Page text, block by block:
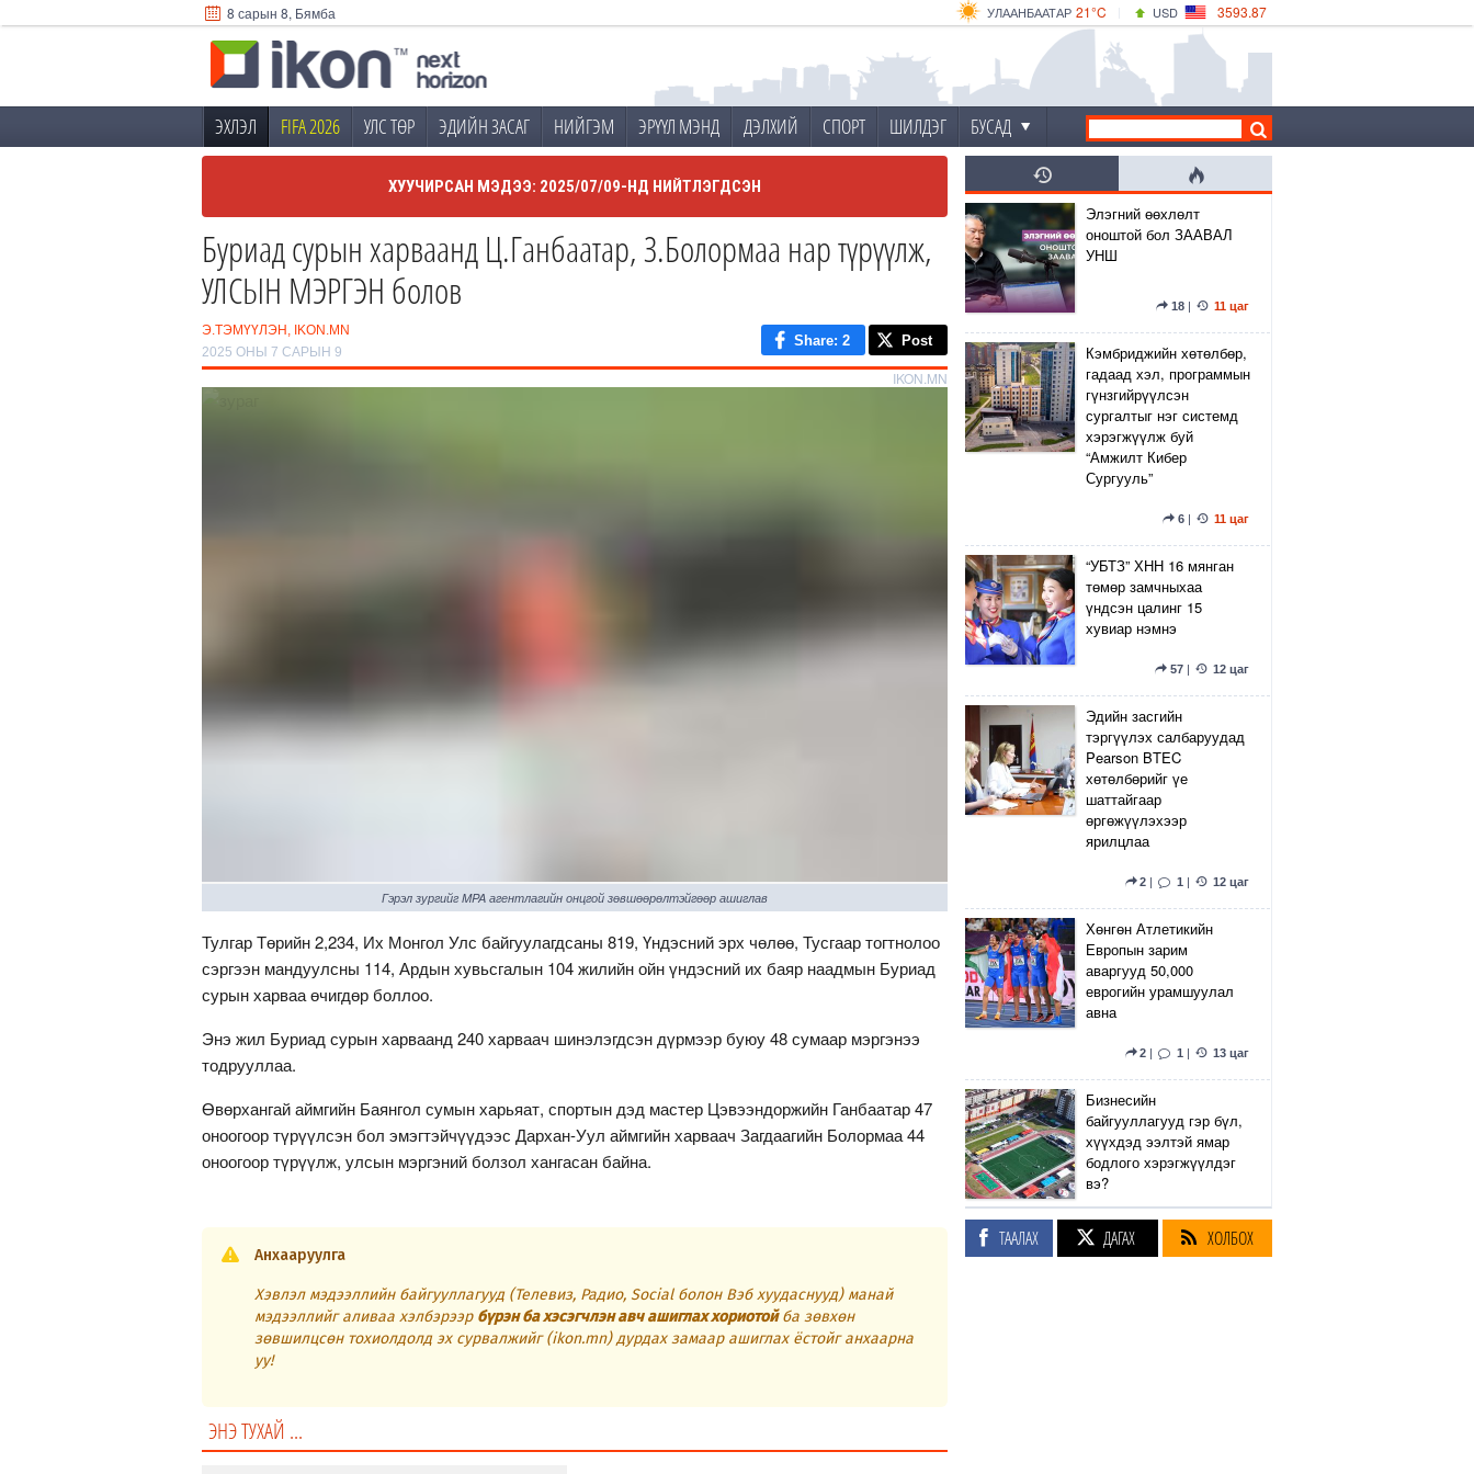
8 сарын 8, Бямба 21°C
УЛААНБААТАР
25°C
ДАРХАН
20°C
ЭРДЭНЭТ
USD 3593.87
4141.04
ЭХЛЭЛ FIFA 2026 УЛС ТӨР ЭДИЙН ЗАСАГ НИЙГЭМ ЭРҮҮЛ МЭНД ДЭЛХИЙ СПОРТ ШИЛДЭГ БУСАД
ХУУЧИРСАН МЭДЭЭ: 2025/07/09-НД НИЙТЛЭГДСЭН
Буриад сурын харваанд Ц.Ганбаатар, З.Болормаа нар түрүүлж,
УЛСЫН МЭРГЭН болов
Э.ТЭМҮҮЛЭН, IKON.MN
2025 ОНЫ 7 САРЫН 9
Share: 2 Post
IKON.MN
Гэрэл зургийг MPA агентлагийн онцгой зөвшөөрөлтэйгөөр ашиглав
Тулгар Төрийн 2,234, Их Монгол Улс байгуулагдсаны 819, Үндэсний эрх чөлөө, Тусгаар тогтнолоо
сэргээн мандуулсны 114, Ардын хувьсгалын 104 жилийн ойн үндэсний их баяр наадмын Буриад
сурын харваа өчигдөр боллоо.
Энэ жил Буриад сурын харваанд 240 харваач шинэлэгдсэн дүрмээр буюу 48 сумаар мэргэнээ
тодрууллаа.
Өвөрхангай аймгийн Баянгол сумын харьяат, спортын дэд мастер Цэвээндоржийн Ганбаатар 47
оноогоор түрүүлсэн бол эмэгтэйчүүдээс Дархан-Уул аймгийн харваач Загдаагийн Болормаа 44
оноогоор түрүүлж, улсын мэргэний болзол хангасан байна.
Анхааруулга
Хэвлэл мэдээллийн байгууллагууд (Телевиз, Радио, Social болон Вэб хуудаснууд) манай
мэдээллийг аливаа хэлбэрээр бүрэн ба хэсэгчлэн авч ашиглах хориотойба зөвхөн
зөвшилцсөн тохиолдолд эх сурвалжийг (ikon.mn) дурдах замаар ашиглах ёстойг анхаарна
уу!
ЭНЭ ТУХАЙ ...
Элэгний өөхлөлт
оноштой бол ЗААВАЛ
УНШ
18| 11 цаг
Кэмбриджийн хөтөлбөр,
гадаад хэл, программын
гүнзгийрүүлсэн
сургалтыг нэг системд
хэрэгжүүлж буй
“Амжилт Кибер
Сургууль”
6| 11 цаг
“УБТЗ” ХНН 16 мянган
төмөр замчныхаа
үндсэн цалинг 15
хувиар нэмнэ
57| 12 цаг
Эдийн засгийн
тэргүүлэх салбаруудад
Pearson BTEC
хөтөлбөрийг үе
шаттайгаар
өргөжүүлэхээр
ярилцлаа
2 | 1 | 12 цаг
Хөнгөн Атлетикийн
Европын зарим
аваргууд 50,000
еврогийн урамшуулал
авна
2 | 1 | 13 цаг
Бизнесийн
байгууллагууд гэр бүл,
хүүхдэд ээлтэй ямар
бодлого хэрэгжүүлдэг
вэ?
5| 2| 13 цаг
ТААЛАХ ДАГАХ ХОЛБОХ